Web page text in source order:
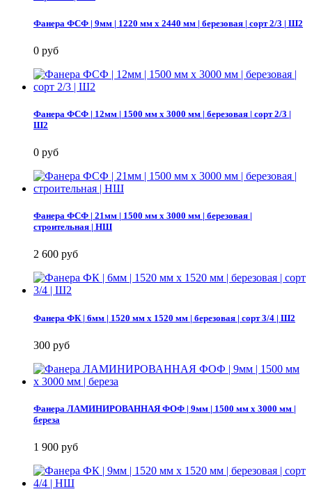
Фанера ФСФ | 9мм | 1220 мм х 2440 мм | березовая | сорт 2/3 | Ш2
0 руб
Фанера ФСФ | 12мм | 1500 мм х 3000 мм | березовая | сорт 2/3 |
Ш2
0 руб
Фанера ФСФ | 21мм | 1500 мм х 3000 мм | березовая |
строительная | НШ
2 600 руб
Фанера ФК | 6мм | 1520 мм х 1520 мм | березовая | сорт 3/4 | Ш2
300 руб
Фанера ЛАМИНИРОВАННАЯ ФОФ | 9мм | 1500 мм х 3000 мм |
береза
1 900 руб